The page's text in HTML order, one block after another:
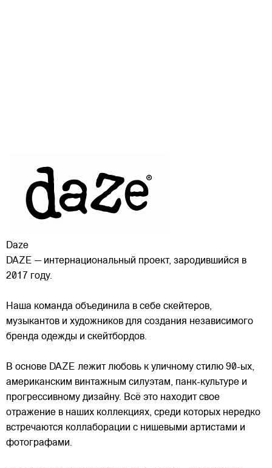
Daze
DAZE — интернациональный проект, зародившийся в
2017 году.
Наша команда объединила в себе скейтеров,
музыкантов и художников для создания независимого
бренда одежды и скейтбордов.
В основе DAZE лежит любовь к уличному стилю 90-ых,
американским винтажным силуэтам, панк-культуре и
прогрессивному дизайну. Всё это находит свое
отражение в наших коллекциях, среди которых нередко
встречаются коллаборации с нишевыми артистами и
фотографами.